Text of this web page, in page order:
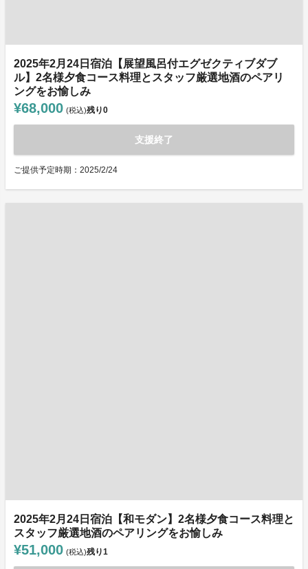
2025年2月24日宿泊【展望風呂付エグゼクティブダブ
ル】2名様夕食コース料理とスタッフ厳選地酒のペアリ
ングをお愉しみ
¥68,000 (税込)残り0
支援終了
ご提供予定時期：2025/2/24
2025年2月24日宿泊【和モダン】2名様夕食コース料理と
スタッフ厳選地酒のペアリングをお愉しみ
¥51,000 (税込)残り1